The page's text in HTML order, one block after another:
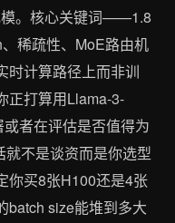
模。核心关键词——1.8
稀疏性、MoE路由机
计算路径上而非训
正打算用Llama-3-
者在评估是否值得为
就不是谈资而是你选型
你买8张H100还是4张
batch size能堆到多大